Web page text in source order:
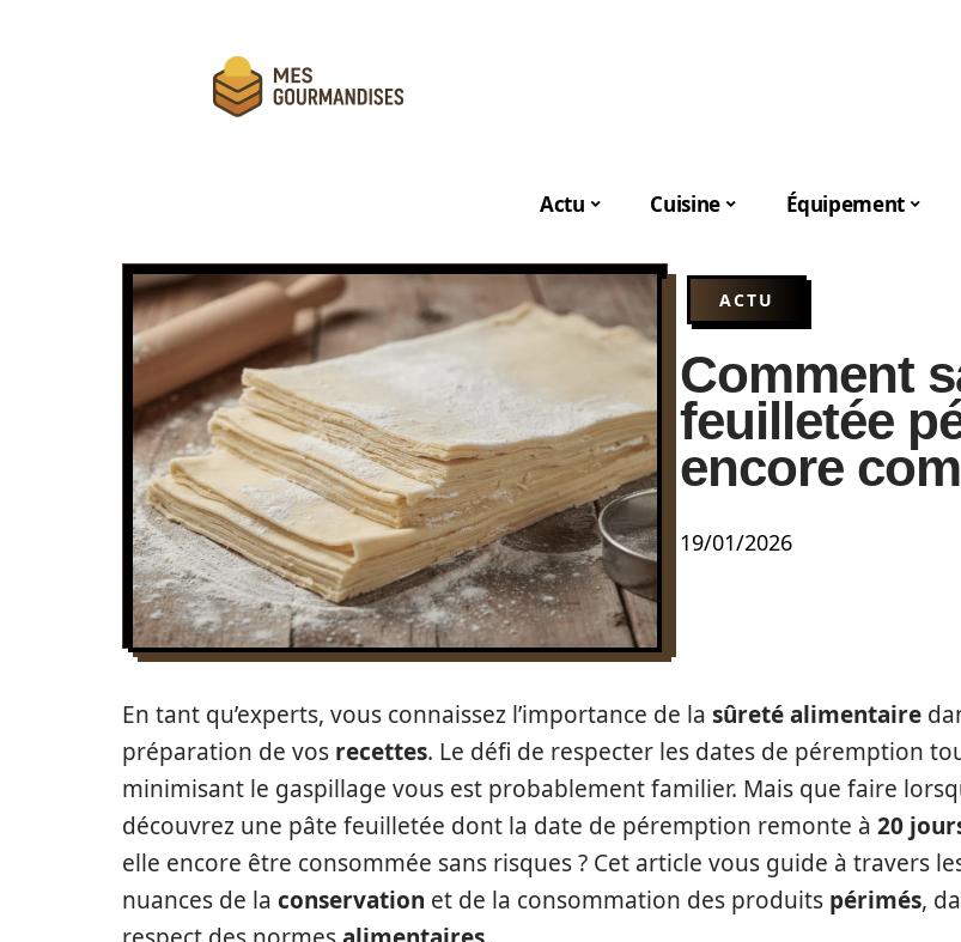
Actu Cuisine Équipement
ACTU
Comment
feuilletée
encore
19/01/2026
En tant qu’experts, vous connaissez l’importance de la sûreté alimentaire
préparation de vos recettes. Le défi de respecter les dates de péremption
minimisant le gaspillage vous est probablement familier. Mais que faire
découvrez une pâte feuilletée dont la date de péremption remonte à 20
elle encore être consommée sans risques ? Cet article vous guide à travers
nuances de la conservation et de la consommation des produits périmés,